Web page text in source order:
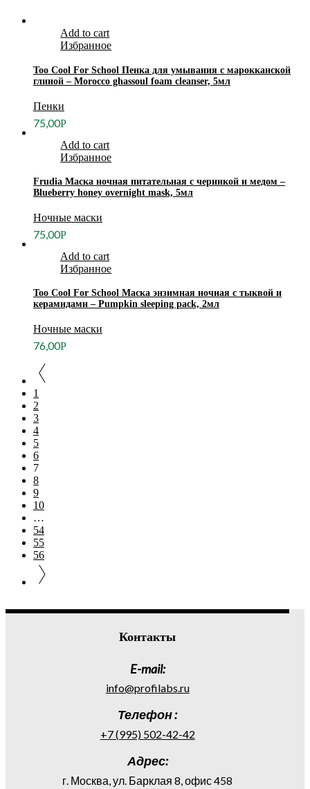
Add to cart
Избранное
Too Cool For School Пенка для умывания с марокканской
глиной – Morocco ghassoul foam cleanser, 5мл
Пенки
75,00Р
Add to cart
Избранное
Frudia Маска ночная питательная с черникой и медом –
Blueberry honey overnight mask, 5мл
Ночные маски
75,00Р
Add to cart
Избранное
Too Cool For School Маска энзимная ночная с тыквой и
керамидами – Pumpkin sleeping pack, 2мл
Ночные маски
76,00Р
1
2
3
4
5
6
7
8
9
10
…
54
55
56
Контакты
E-mail:
info@profilabs.ru
Телефон :
+7 (995) 502-42-42
Адрес:
г. Москва, ул. Барклая 8, офис 458